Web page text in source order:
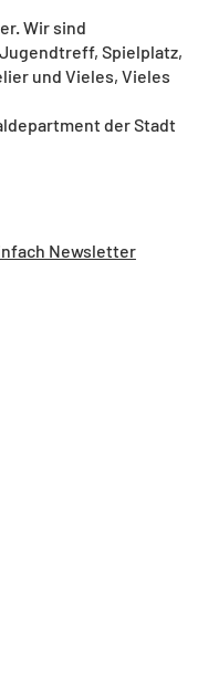
Wir sind
Spielplatz,
und Vieles, Vieles
der Stadt
Newsletter